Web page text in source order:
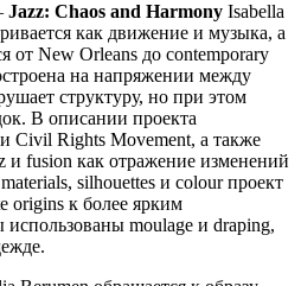
Jazz: Chaos and Harmony Isabella
как движение и музыка, а
от New Orleans до contemporary
на напряжении между
структуру, но при этом
В описании проекта
Civil Rights Movement, а также
и fusion как отражение изменений
silhouettes и colour проект
origins к более ярким
moulage и draping,